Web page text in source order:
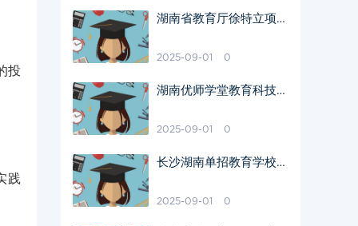
投
践
湖南省教育厅徐特立项目
2025-09-01 0
湖南优师学堂教育科技有
2025-09-01 0
长沙湖南单招教育学校地
2025-09-01 0